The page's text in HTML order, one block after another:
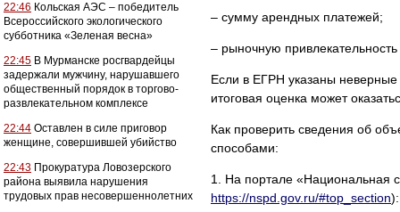
22:46 Кольская АЭС – победитель
Всероссийского экологического
субботника «Зеленая весна»
22:45 В Мурманске росгвардейцы
задержали мужчину, нарушавшего
общественный порядок в торгово-
развлекательном комплексе
22:44 Оставлен в силе приговор
женщине, совершившей убийство
22:43 Прокуратура Ловозерского
района выявила нарушения
трудовых прав несовершеннолетних
– сумму арендных платежей;
– рыночную
Если в ЕГРН указаны неверные
итоговая оценка может
Как проверить сведения об
способами:
1. На портале «Национальная
https://nspd.gov.ru/#top_section):